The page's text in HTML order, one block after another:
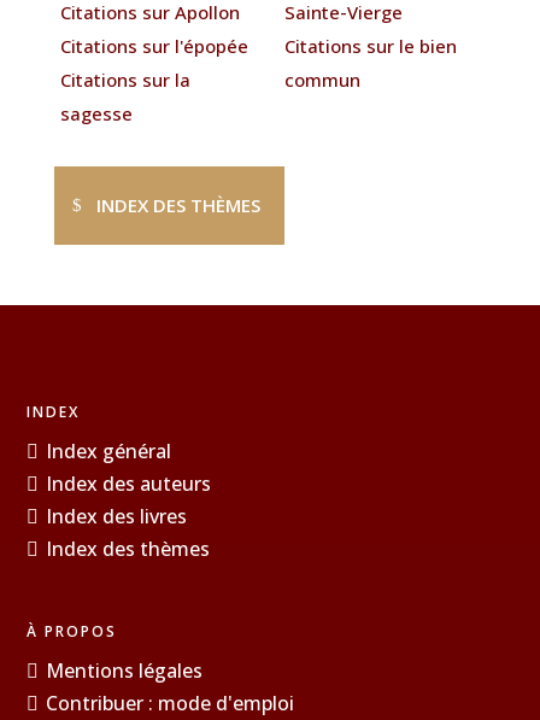
Citations sur Apollon
Citations sur l'épopée
Citations sur la
sagesse
Sainte-Vierge
Citations sur le bien
commun
INDEX DES THÈMES
INDEX
Index général
Index des auteurs
Index des livres
Index des thèmes
À PROPOS
Mentions légales
Contribuer : mode d'emploi